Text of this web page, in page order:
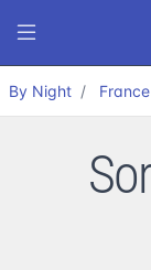
By Night France